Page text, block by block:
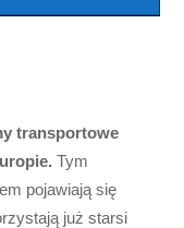
transportowe
Tym
pojawiają się
już starsi